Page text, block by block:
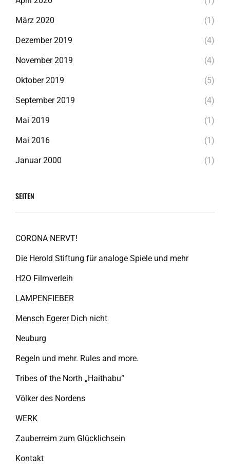
März 2020 (1)
Dezember 2019 (4)
November 2019 (4)
Oktober 2019 (5)
September 2019 (4)
Mai 2019 (1)
Mai 2016 (1)
Januar 2000 (1)
SEITEN
CORONA NERVT!
Die Herold Stiftung für analoge Spiele und mehr
H2O Filmverleih
LAMPENFIEBER
Mensch Egerer Dich nicht
Neuburg
Regeln und mehr. Rules and more.
Tribes of the North „Haithabu“
Völker des Nordens
WERK
Zauberreim zum Glücklichsein
Kontakt